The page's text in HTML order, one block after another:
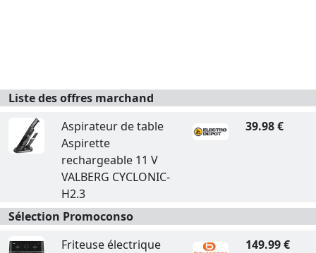
Liste des offres marchand
Aspirateur de table
Aspirette
rechargeable 11 V
VALBERG CYCLONIC-
H2.3
39.98 €
Sélection Promoconso
Friteuse électrique
149.99 €